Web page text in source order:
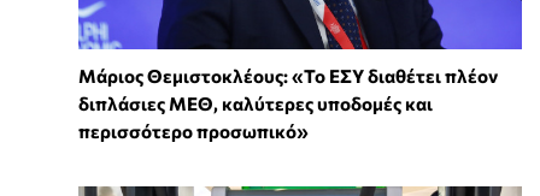
Μάριος Θεμιστοκλέους: «Το ΕΣΥ διαθέτει πλέον
διπλάσιες ΜΕΘ, καλύτερες υποδομές και
περισσότερο προσωπικό»